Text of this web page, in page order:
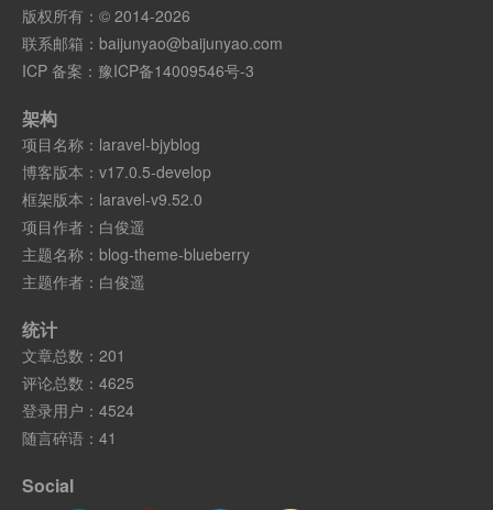
版权所有：© 2014-2026
联系邮箱： baijunyao@baijunyao.com
ICP 备案： 豫ICP备14009546号-3
架构
项目名称： laravel-bjyblog
博客版本： v17.0.5-develop
框架版本： laravel-v9.52.0
项目作者： 白俊遥
主题名称： blog-theme-blueberry
主题作者： 白俊遥
统计
文章总数：201
评论总数：4625
登录用户：4524
随言碎语：41
Social